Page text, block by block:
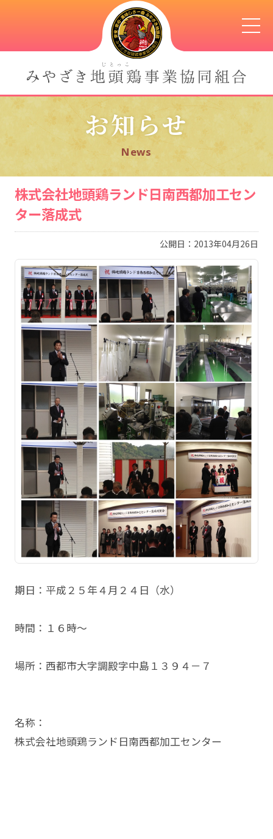
お知らせ
News
株式会社地頭鶏ランド日南西都加工セン
ター落成式
公開日：2013年04月26日
期日：平成２５年４月２４日（水）
時間：１６時～
場所：西都市大字調殿字中島１３９４－７
名称：
株式会社地頭鶏ランド日南西都加工センター